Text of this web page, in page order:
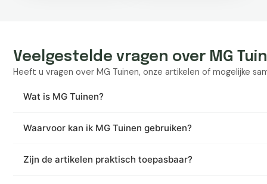
Veelgestelde vragen over MG
Heeft u vragen over MG Tuinen, onze artikelen of mogelijke
Wat is MG Tuinen?
Waarvoor kan ik MG Tuinen gebruiken?
Zijn de artikelen praktisch toepasbaar?